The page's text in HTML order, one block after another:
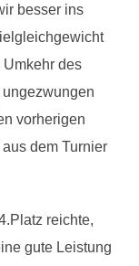
besser ins
Umkehr des
vorherigen
dem Turnier
reichte,
gute Leistung